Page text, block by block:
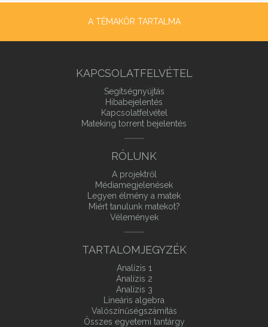
A TÉMAKÖR TARTALMA
KAPCSOLATFELVÉTEL
Segítségnyújtás
Hibabejelentés
Kapcsolatfelvétel
Mateking torrent bejelentés
RÓLUNK
A projektről
Médiamegjelenések
Legyen élmény a matek
Miért tanulunk matekot?
Vélemények
TARTALOMJEGYZÉK
Analízis 1
Analízis 2
Analízis 3
Lineáris algebra
Valószínűségszámítás
Összes egyetemi tantárgy